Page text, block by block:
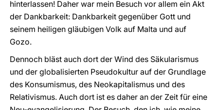
hinterlassen! Daher war mein Besuch vor allem ein Akt
der Dankbarkeit: Dankbarkeit gegenüber Gott und
seinem heiligen gläubigen Volk auf Malta und auf
Gozo.
Dennoch bläst auch dort der Wind des Säkularismus
und der globalisierten Pseudokultur auf der Grundlage
des Konsumismus, des Neokapitalismus und des
Relativismus. Auch dort ist es daher an der Zeit für eine